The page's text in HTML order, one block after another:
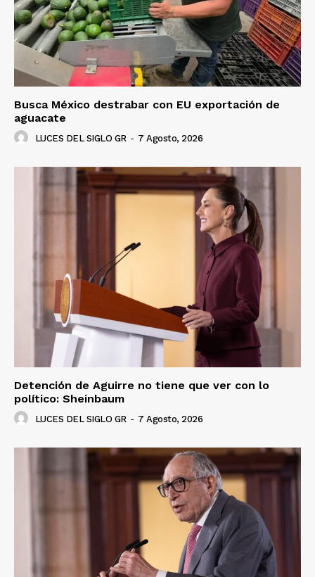
Busca México destrabar con EU exportación de
aguacate
LUCES DEL SIGLO GR - 7 Agosto, 2026
Detención de Aguirre no tiene que ver con lo
político: Sheinbaum
LUCES DEL SIGLO GR - 7 Agosto, 2026